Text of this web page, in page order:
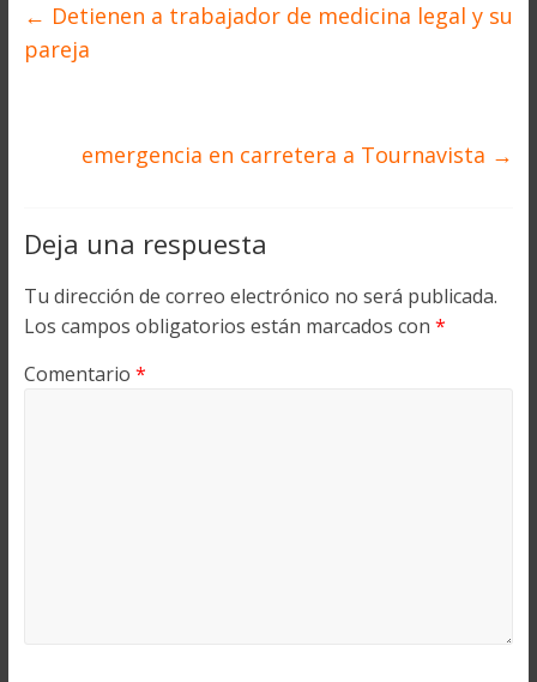
← Detienen a trabajador de medicina legal y su
pareja
emergencia en carretera a Tournavista →
Deja una respuesta
Tu dirección de correo electrónico no será publicada.
Los campos obligatorios están marcados con *
Comentario *